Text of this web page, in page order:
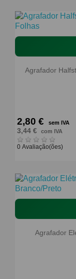
Agrafador
2,80 € sem IVA
3,44 € com IVA
0 Avaliação(ões)
Agrafador